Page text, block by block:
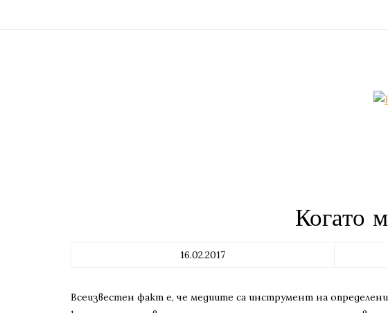
Когато
16.02.2017
Всеизвестен факт е, че медиите са инструмент на